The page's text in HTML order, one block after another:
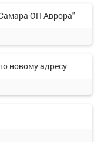
ОП Аврора"
новому адресу